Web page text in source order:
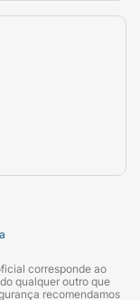
corresponde ao
qualquer outro que
recomendamos